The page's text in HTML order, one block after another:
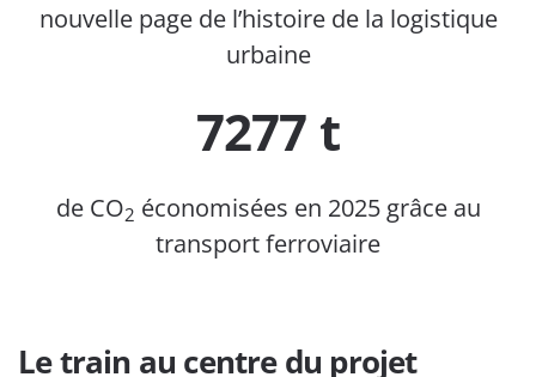
nouvelle page de l’histoire de la logistique
urbaine
7277 t
de CO2 économisées en 2025 grâce au
transport ferroviaire
Le train au centre du projet